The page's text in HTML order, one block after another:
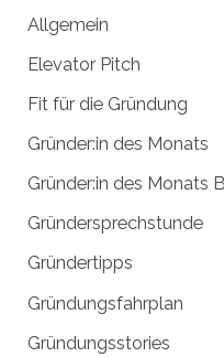
c
h
:
i
v
Allgemein
Elevator Pitch
Fit für die Gründung
Gründer:in des Monats
Gründer:in des Monats
Gründersprechstunde
Gründertipps
Gründungsfahrplan
Gründungsstories